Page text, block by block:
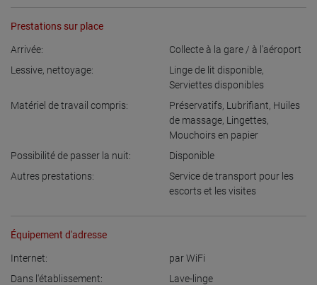
Prestations sur place
Arrivée:
Collecte à la gare / à l'aéroport
Lessive, nettoyage:
Linge de lit disponible,
Serviettes disponibles
Matériel de travail compris:
Préservatifs, Lubrifiant, Huiles
de massage, Lingettes,
Mouchoirs en papier
Possibilité de passer la nuit:
Disponible
Autres prestations:
Service de transport pour les
escorts et les visites
Équipement d'adresse
Internet:
par WiFi
Dans l'établissement:
Lave-linge